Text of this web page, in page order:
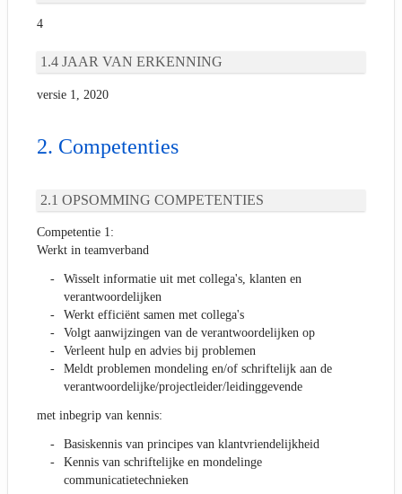
4
JAAR VAN ERKENNING
versie 1, 2020
Competenties
OPSOMMING COMPETENTIES
Competentie 1:
Werkt in teamverband
Wisselt informatie uit met collega's, klanten en
verantwoordelijken
Werkt efficiënt samen met collega's
Volgt aanwijzingen van de verantwoordelijken op
Verleent hulp en advies bij problemen
Meldt problemen mondeling en/of schriftelijk aan de
verantwoordelijke/projectleider/leidinggevende
met inbegrip van kennis:
Basiskennis van principes van klantvriendelijkheid
Kennis van schriftelijke en mondelinge
communicatietechnieken